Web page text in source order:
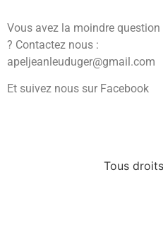
Vous avez la moindre
? Contactez nous :
apeljeanleuduger@gmail.com
Et suivez nous sur Facebook
Tous